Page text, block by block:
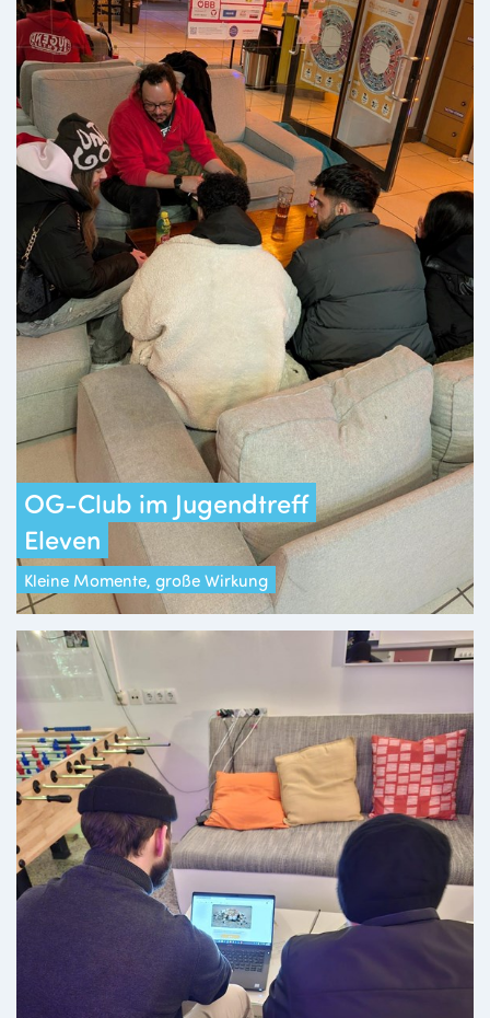
OG-Club im Jugendtreff
Eleven
Kleine Momente, große Wirkung